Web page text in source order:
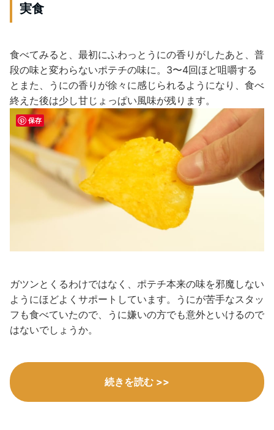
実食
食べてみると、最初にふわっとうにの香りがしたあと、普
段の味と変わらないポテチの味に。3〜4回ほど咀嚼する
とまた、うにの香りが徐々に感じられるようになり、食べ
終えた後は少し甘じょっぱい風味が残ります。
ガツンとくるわけではなく、ポテチ本来の味を邪魔しない
ようにほどよくサポートしています。うにが苦手なスタッ
フも食べていたので、うに嫌いの方でも意外といけるので
はないでしょうか。
続きを読む >>
保存